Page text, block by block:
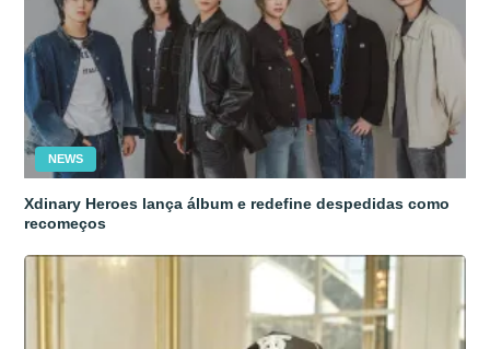
NEWS
Xdinary Heroes lança álbum e redefine despedidas como
recomeços